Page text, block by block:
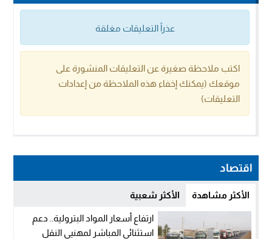
عذراً التعليقات مغلقة
اكتب ملاحظة صغيرة عن التعليقات المنشورة على
موقعك (يمكنك إخفاء هذه الملاحظة من إعدادات
التعليقات)
اقتصاد
الأكثر مشاهدة الأكثر شعبية
ارتفاع أسعار المواد البترولية.. دعم
استثنائي المباشر لمهنيي النقل